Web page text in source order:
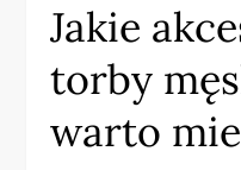
Jakie
torby
warto